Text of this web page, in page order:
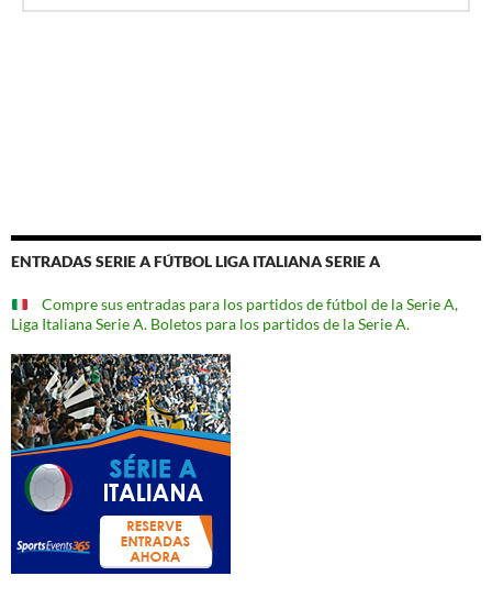
ENTRADAS SERIE A FÚTBOL LIGA ITALIANA SERIE A
Compre sus entradas para los partidos de fútbol de la Serie A,
Liga Italiana Serie A. Boletos para los partidos de la Serie A.